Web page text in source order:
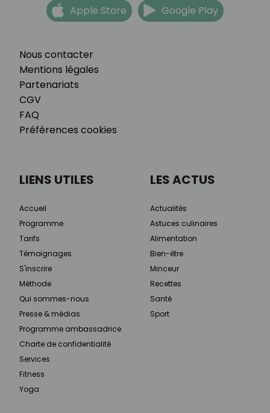
Nous contacter
Mentions légales
Partenariats
CGV
FAQ
Préférences cookies
Apple Store Google Play
LIENS UTILES
Accueil
Programme
Tarifs
Témoignages
S'inscrire
Méthode
Qui sommes-nous
Presse & médias
Programme ambassadrice
Charte de confidentialité
Services
Fitness
Yoga
LES ACTUS
Actualités
Astuces culinaires
Alimentation
Bien-être
Minceur
Recettes
Santé
Sport